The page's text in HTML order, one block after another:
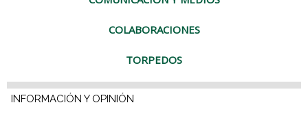
COLABORACIONES
TORPEDOS
INFORMACIÓN Y OPINIÓN